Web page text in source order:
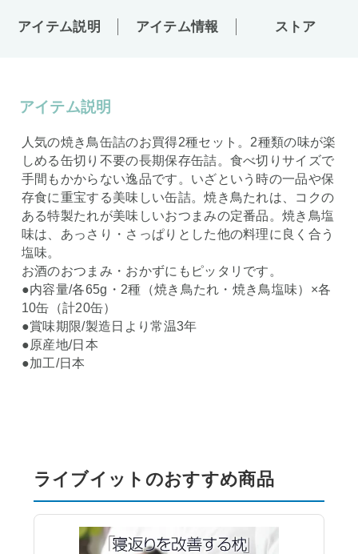
アイテム説明 アイテム情報 ストア
アイテム説明
人気の焼き鳥缶詰のお買得2種セット。2種類の味が楽
しめる缶切り不要の長期保存缶詰。食べ切りサイズで
手間もかからない逸品です。いざという時の一品や保
存食に重宝する美味しい缶詰。焼き鳥たれは、コクの
ある特製たれが美味しいおつまみの定番品。焼き鳥塩
味は、あっさり・さっぱりとした他の料理に良く合う
塩味。
お酒のおつまみ・おかずにもピッタリです。
●内容量/各65g・2種（焼き鳥たれ・焼き鳥塩味）×各
10缶（計20缶）
●賞味期限/製造日より常温3年
●原産地/日本
●加工/日本
ライブイットのおすすめ商品